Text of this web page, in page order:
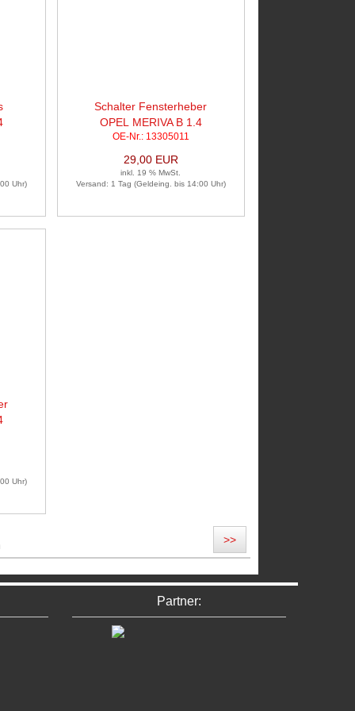
Uhr)
Schalter Fensterheber
OPEL MERIVA B 1.4
OE-Nr.: 13305011
29,00 EUR
inkl. 19 % MwSt.
Versand: 1 Tag (Geldeing. bis 14:00 Uhr)
Uhr)
>>
Partner: